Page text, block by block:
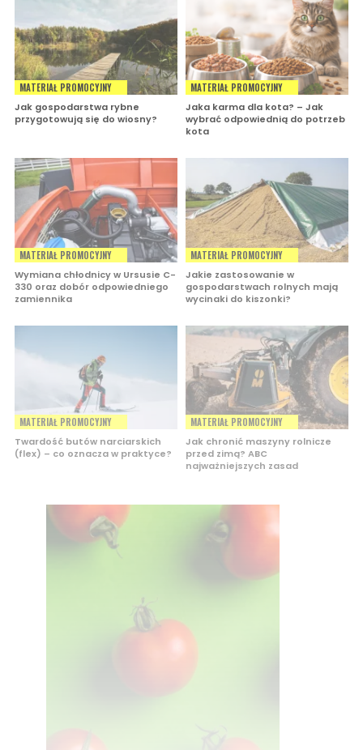
MATERIAŁ PROMOCYJNY
Jak gospodarstwa rybne
przygotowują się do wiosny?
MATERIAŁ PROMOCYJNY
Jaka karma dla kota? – Jak
wybrać odpowiednią do potrzeb
kota
MATERIAŁ PROMOCYJNY
Wymiana chłodnicy w Ursusie C-
330 oraz dobór odpowiedniego
zamiennika
MATERIAŁ PROMOCYJNY
Jakie zastosowanie w
gospodarstwach rolnych mają
wycinaki do kiszonki?
MATERIAŁ PROMOCYJNY
Twardość butów narciarskich
(flex) – co oznacza w praktyce?
MATERIAŁ PROMOCYJNY
Jak chronić maszyny rolnicze
przed zimą? ABC
najważniejszych zasad